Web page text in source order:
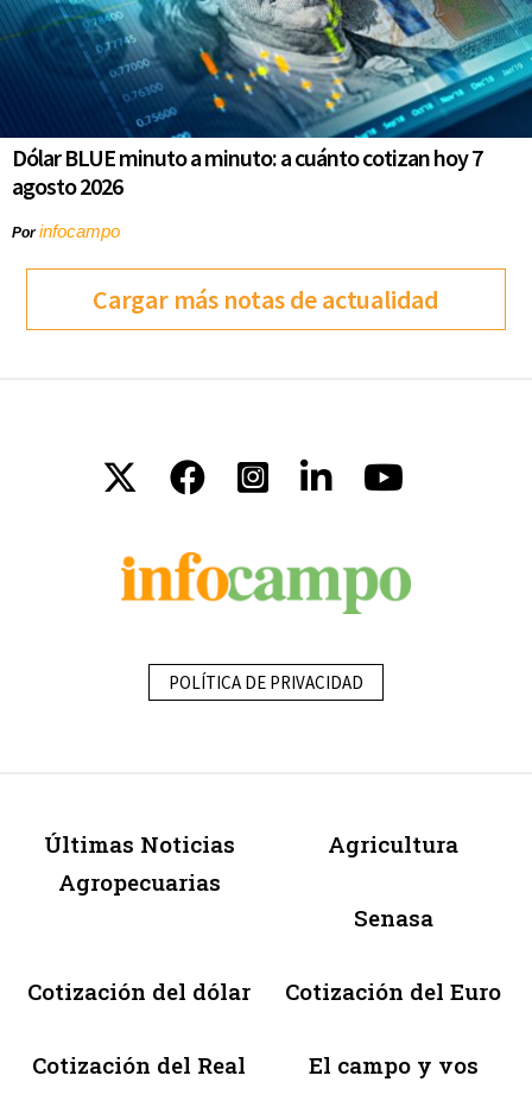
Dólar BLUE minuto a minuto: a cuánto cotizan hoy 7
agosto 2026
Porinfocampo
Cargar más notas de actualidad
POLÍTICA DE PRIVACIDAD
Últimas Noticias
Agropecuarias
Agricultura
Senasa
Cotización del dólar Cotización del Euro
Cotización del Real El campo y vos